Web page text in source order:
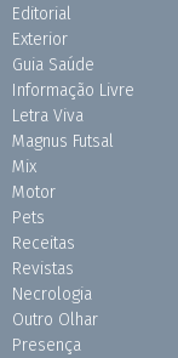
Editorial
Exterior
Guia Saúde
Informação Livre
Letra Viva
Magnus Futsal
Mix
Motor
Pets
Receitas
Revistas
Necrologia
Outro Olhar
Presença